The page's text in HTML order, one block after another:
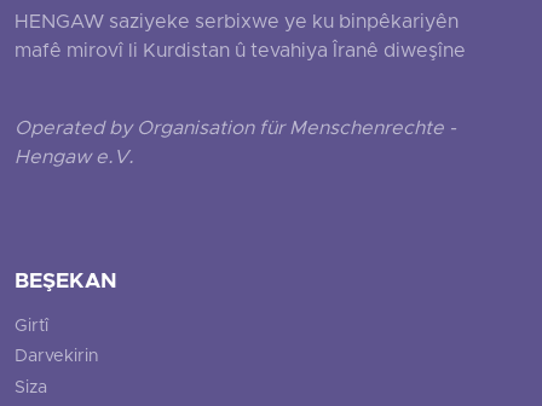
HENGAW saziyeke serbixwe ye ku binpêkariyên
mafê mirovî li Kurdistan û tevahiya Îranê diweşîne
Operated by Organisation für Menschenrechte -
Hengaw e.V.
BEŞEKAN
Girtî
Darvekirin
Siza